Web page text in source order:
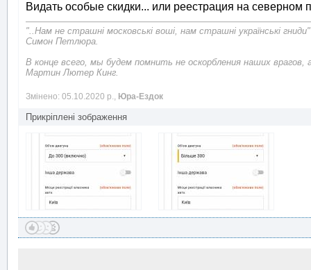
Видать особые скидки... или реестрация на северном
"..Нам не страшні московські воші, нам страшні українські гниди"
Симон Петлюра.
В конце всего, мы будем помнить не оскорбления наших врагов,
Мартин Лютер Кинг.
Змінено: 05.10.2020 р., Юра-Ездок
Прикріплені зображення